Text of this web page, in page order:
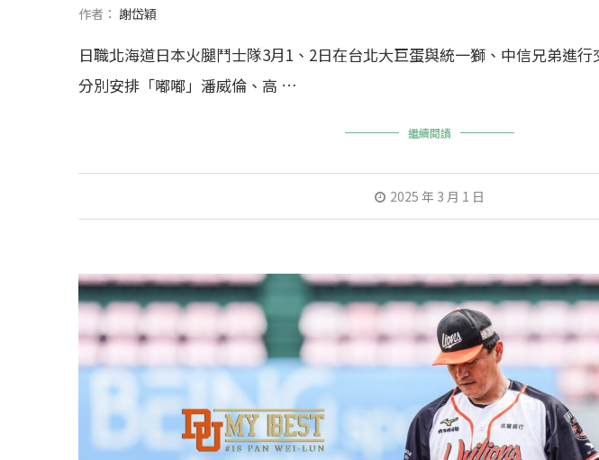
作者： 謝岱穎
日職北海道日本火腿鬥士隊3月1、2日在台北大巨蛋與統一獅、中信兄弟進
分別安排「嘟嘟」潘威倫、高 …
繼續閱讀
2025 年 3 月 1 日